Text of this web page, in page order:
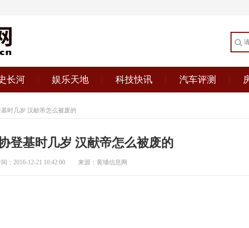
长河 娱乐天地 科技快讯 汽车评测
时几岁 汉献帝怎么被废的
登基时几岁 汉献帝怎么被废的
：2016-12-21 10:42:00 来源：黄埔信息网